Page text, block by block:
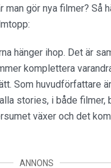
man gör nya filmer? Så
hänger ihop. Det är
komplettera
Som huvudförfattare
stories, i både filmer,
växer och det
ANNONS